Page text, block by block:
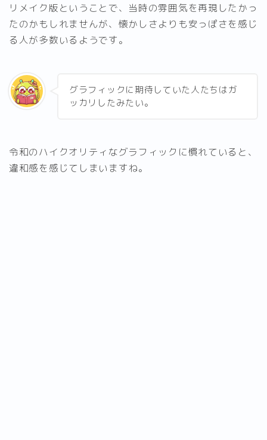
リメイク版ということで、当時の雰囲気を再現したかっ
たのかもしれませんが、懐かしさよりも安っぽさを感じ
る人が多数いるようです。
グラフィックに期待していた人たちはガ
ッカリしたみたい。
令和のハイクオリティなグラフィックに慣れていると、
違和感を感じてしまいますね。